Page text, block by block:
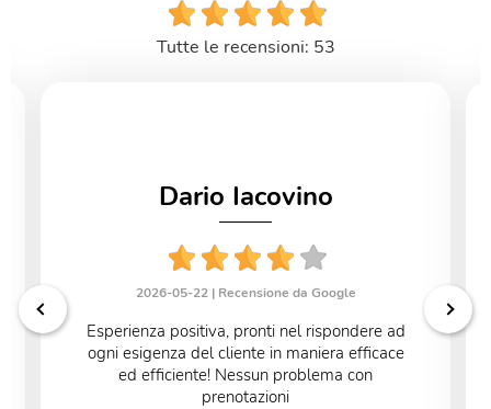
Tutte le recensioni: 53
Dario Iacovino
2026-05-22 | Recensione da Google
Esperienza positiva, pronti nel rispondere ad
ogni esigenza del cliente in maniera efficace
ed efficiente! Nessun problema con
prenotazioni